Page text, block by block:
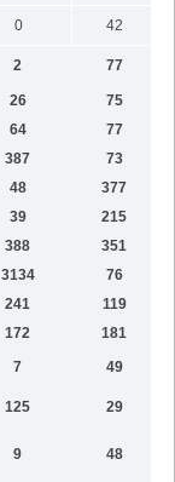
0
42
2 77
26
75
64
77
387
73
48
377
39
215
388
351
3134
76
241
119
172
181
7
49
125 29
9 48